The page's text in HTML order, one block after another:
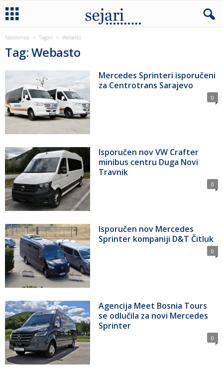
Naslovnica Tagovi Webasto
Tag: Webasto
Mercedes Sprinteri isporučeni
za Centrotrans Sarajevo
0
Isporučen nov VW Crafter
minibus centru Duga Novi
Travnik
0
Isporučen nov Mercedes
Sprinter kompaniji D&T Čitluk
0
Agencija Meet Bosnia Tours
se odlučila za novi Mercedes
Sprinter
0